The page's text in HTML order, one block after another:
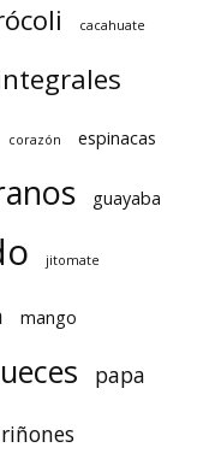
cacahuate
corazón espinacas
guayaba
jitomate
mango
papa
riñones